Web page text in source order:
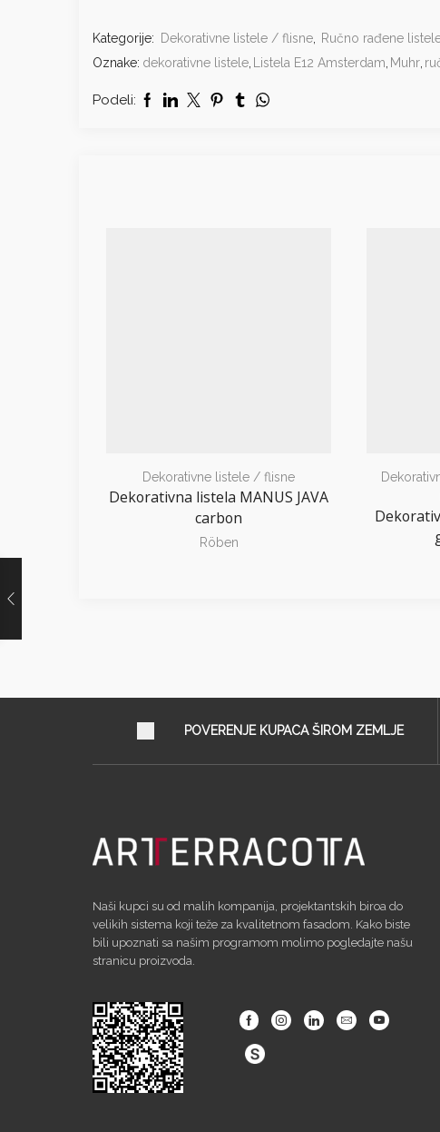
Kategorije: Dekorativne listele / flisne
Ručno rađene
Oznake: dekorativne listele Listela E12 Amsterdam Muhr
Podeli:
Dekorativne listele / flisne
Dekorativna listela MANUS JAVA
carbon
Röben
POVERENJE KUPACA ŠIROM ZEMLJE
Naši kupci su od malih kompanija, projektantskih biroa do
velikih sistema koji teže za kvalitetnom fasadom. Kako biste
bili upoznati sa našim programom molimo pogledajte našu
stranicu proizvoda.
FacebookInstagramLinkedinEmail Youtube